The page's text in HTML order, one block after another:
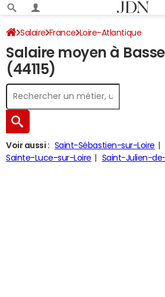
Salaire France Loire-Atlantique
Salaire moyen à
(44115)
Voir aussi : Saint-Sébastien-sur-Loire
Sainte-Luce-sur-Loire
Saint-Julien-